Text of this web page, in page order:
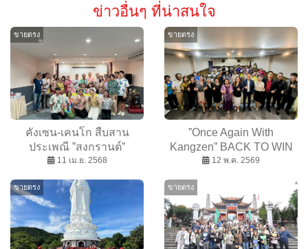
ข่าวอื่นๆ ที่น่าสนใจ
ขายตรง
คังเซน-เคนโก สืบสาน
ประเพณี ”สงกรานต์”
11 เม.ย. 2568
ขายตรง
”Once Again With
Kangzen” BACK TO WIN
กลับมาเพื่อชนะ
12 พ.ค. 2569
ขายตรง ขายตรง